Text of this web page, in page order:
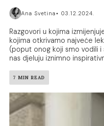
Ana Svetina 03.12.2024.
Razgovori u kojima
kojima otkrivamo najveće
(poput onog koji smo vodili i
nas djeluju iznimno
7 MIN READ